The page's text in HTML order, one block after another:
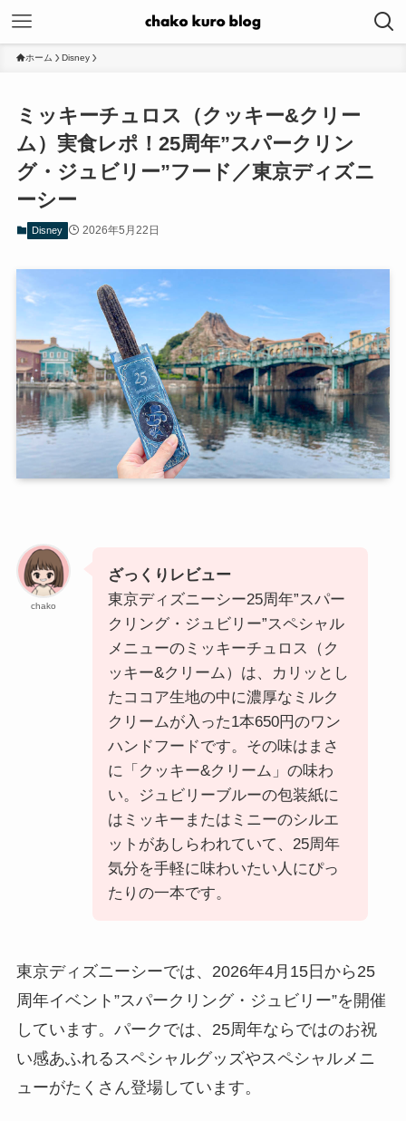
ホーム Disney
ミッキーチュロス（クッキー&クリー
ム）実食レポ！25周年”スパークリン
グ・ジュビリー”フード／東京ディズニ
ーシー
Disney 2026年5月22日
chako
ざっくりレビュー
東京ディズニーシー25周年”スパー
クリング・ジュビリー”スペシャル
メニューのミッキーチュロス（ク
ッキー&クリーム）は、カリッとし
たココア生地の中に濃厚なミルク
クリームが入った1本650円のワン
ハンドフードです。その味はまさ
に「クッキー&クリーム」の味わ
い。ジュビリーブルーの包装紙に
はミッキーまたはミニーのシルエ
ットがあしらわれていて、25周年
気分を手軽に味わいたい人にぴっ
たりの一本です。
東京ディズニーシーでは、2026年4月15日から25
周年イベント”スパークリング・ジュビリー”を開催
しています。パークでは、25周年ならではのお祝
い感あふれるスペシャルグッズやスペシャルメニ
ューがたくさん登場しています。